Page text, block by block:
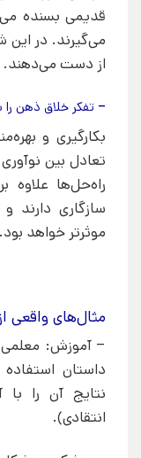
قدیمی بسنده
می‌گیرند. در این
از دست می‌دهند.
– تفکر خلاق ذهن را
بکارگیری و
تعادل بین
راه‌حل‌ها
سازگاری دارند
موثرتر خواهد بود.
مثال‌های واقعی
– آموزش: معلمی
داستان
نتایج آن را
انتقادی).